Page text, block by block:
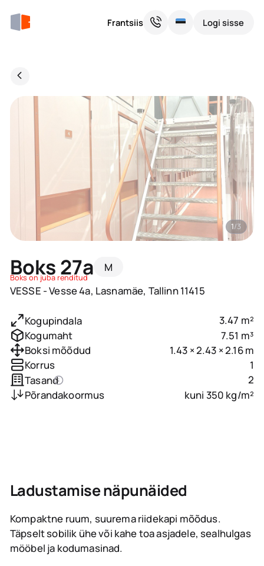
Frantsiis Logi sisse
Boks 27a M
Boks on juba renditud
VESSE - Vesse 4a, Lasnamäe, Tallinn 11415
1/3
Kogupindala
3.47 m²
Kogumaht
7.51 m³
Boksi mõõdud
1.43 × 2.43 × 2.16 m
Korrus
1
Tasand
2
Põrandakoormus
kuni 350 kg/m²
Ladustamise näpunäided
Kompaktne ruum, suurema riidekapi mõõdus.
Täpselt sobilik ühe või kahe toa asjadele, sealhulgas
mööbel ja kodumasinad.